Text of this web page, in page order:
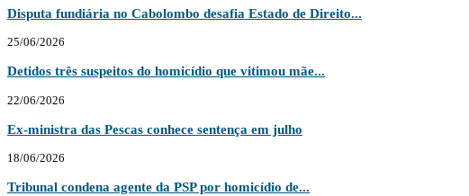
Disputa fundiária no Cabolombo desafia Estado de Direito...
25/06/2026
Detidos três suspeitos do homicídio que vitimou mãe...
22/06/2026
Ex-ministra das Pescas conhece sentença em julho
18/06/2026
Tribunal condena agente da PSP por homicídio de...